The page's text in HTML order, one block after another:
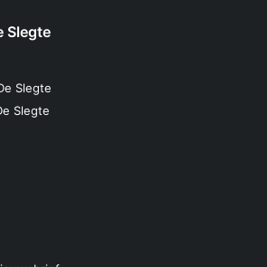
Slegte
Slegte
Slegte